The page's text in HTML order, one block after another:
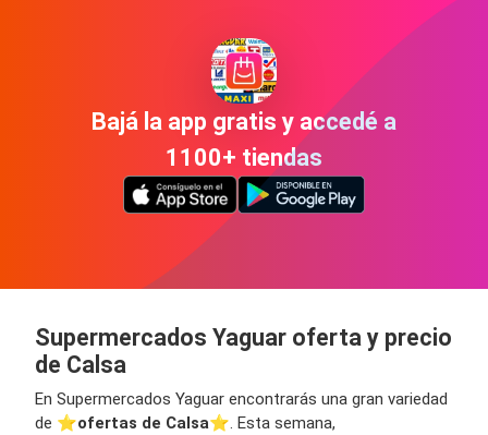
Bajá la app gratis y accedé a
1100+ tiendas
Supermercados Yaguar oferta y precio
de Calsa
En Supermercados Yaguar encontrarás una gran variedad
de ⭐️ofertas de Calsa⭐️. Esta semana,